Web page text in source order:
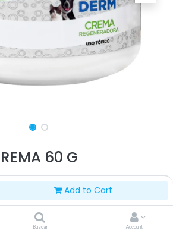
Add to Cart
Buscar Account
60 G